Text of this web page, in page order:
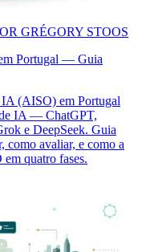
GRÉGORY STOOS
Portugal — Guia
IA (AISO) em Portugal
de IA — ChatGPT,
e DeepSeek. Guia
como avaliar, e como a
quatro fases.